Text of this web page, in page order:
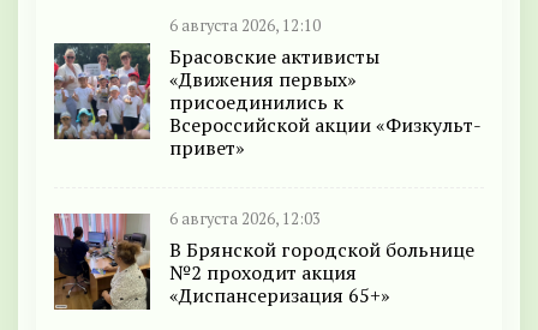
6 августа 2026, 12:10
Брасовские активисты
«Движения первых»
присоединились к
Всероссийской акции «Физкульт-
привет»
6 августа 2026, 12:03
В Брянской городской больнице
№2 проходит акция
«Диспансеризация 65+»